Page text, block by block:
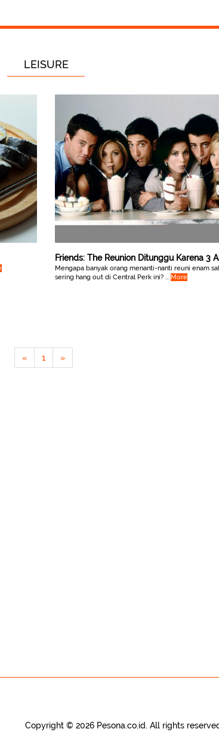
LEISURE
Friends: The Reunion Ditunggu Karena 3
Mengapa banyak orang menanti-nanti reuni enam
sering hang out di Central Perk ini? ... More
« 1 »
Copyright © 2026 Pesona.co.id. All rights